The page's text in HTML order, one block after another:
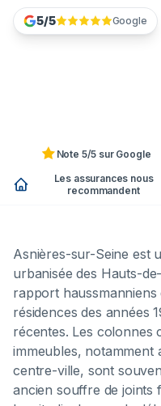
5/5 Google
Note 5/5 sur Google
Les assurances nous
recommandent
Asnières-sur-Seine est
urbanisée des Hauts-
rapport haussmanniens
résidences des années
récentes. Les colonnes
immeubles, notamment
centre-ville, sont
ancien souffre de joints